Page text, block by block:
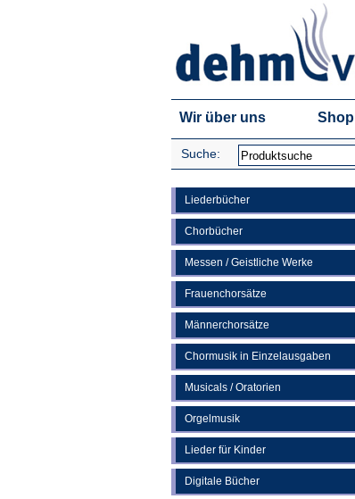
Wir über uns Shop
Suche:
Liederbücher
Chorbücher
Messen / Geistliche Werke
Frauenchorsätze
Männerchorsätze
Chormusik in Einzelausgaben
Musicals / Oratorien
Orgelmusik
Lieder für Kinder
Digitale Bücher